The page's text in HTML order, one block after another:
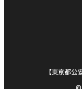
【東京都